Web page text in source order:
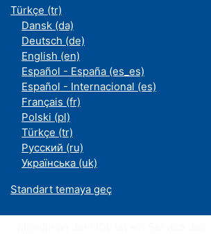
Türkçe ‎(tr)‎
Dansk ‎(da)‎
Deutsch ‎(de)‎
English ‎(en)‎
Español - España ‎(es_es)‎
Español - Internacional ‎(es)‎
Français ‎(fr)‎
Polski ‎(pl)‎
Türkçe ‎(tr)‎
Русский ‎(ru)‎
Українська ‎(uk)‎
Standart temaya geç